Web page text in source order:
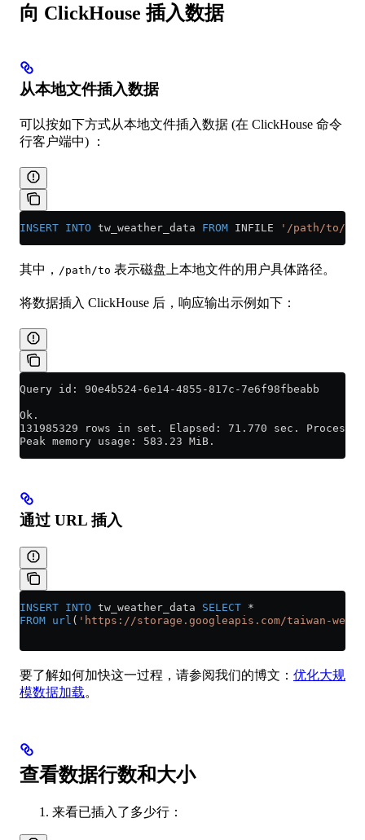
向 ClickHouse 插入数据
从本地文件插入数据
可以按如下方式从本地文件插入数据 (在 ClickHouse 命令
行客户端中) ：
INSERT INTO tw_weather_data FROM INFILE '/path/to/
其中， /path/to 表示磁盘上本地文件的用户具体路径。
将数据插入 ClickHouse 后，响应输出示例如下：
Query id: 90e4b524-6e14-4855-817c-7e6f98fbeabb
Ok.
131985329 rows in set. Elapsed: 71.770 sec.
Peak memory usage: 583.23 MiB.
通过 URL 插入
INSERT INTO tw_weather_data SELECT *
FROM url ( 'https://storage.googleapis.com/taiwan-
要了解如何加快这一过程，请参阅我们的博文： 优化大规
模数据加载。
查看数据行数和大小
来看已插入了多少行：